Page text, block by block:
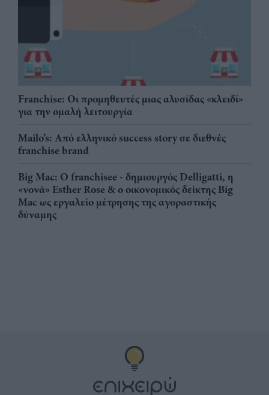
Franchise: Οι προμηθευτές μιας αλυσίδας «κλειδί»
για την ομαλή λειτουργία
Mailo’s: Από ελληνικό success story σε διεθνές
franchise brand
Big Mac: Ο franchisee - δημιουργός Delligatti, η
«νονά» Esther Rose & ο οικονομικός δείκτης Big
Mac ως εργαλείο μέτρησης της αγοραστικής
δύναμης